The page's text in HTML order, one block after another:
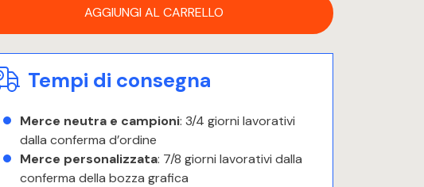
AGGIUNGI AL CARRELLO
Tempi di consegna
Merce neutra e campioni: 3/4 giorni lavorativi
dalla conferma d’ordine
Merce personalizzata: 7/8 giorni lavorativi dalla
conferma della bozza grafica